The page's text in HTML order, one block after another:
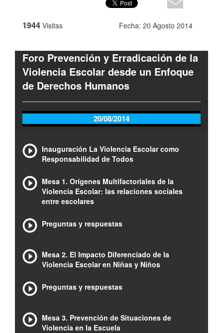
1944 Visitas Fecha: 20 Agosto 2014
Foro Prevención y Erradicación de la
Violencia Escolar desde un Enfoque
de Derechos Humanos
20/08/2014
Inauguración La Violencia Escolar como
Responsabilidad de Todos
Mesa 1. Orígenes Multifactoriales de la
Violencia Escolar: las relaciones sociales
entre escolares
Preguntas y respuestas
Mesa 2. El Impacto Diferenciado de la
Violencia Escolar en Niñas y Niños
Preguntas y respuestas
Mesa 3. Prevención de Situaciones de
Violencia en la Escuela